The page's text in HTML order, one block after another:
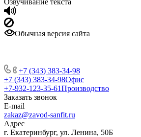
Озвучивание текста
Обычная версия сайта
+7 (343) 383-34-98
+7 (343) 383-34-98Офис
+7-932-123-35-61Производство
Заказать звонок
E-mail
zakaz@zavod-sanfit.ru
Адрес
г. Екатеринбург, ул. Ленина, 50Б